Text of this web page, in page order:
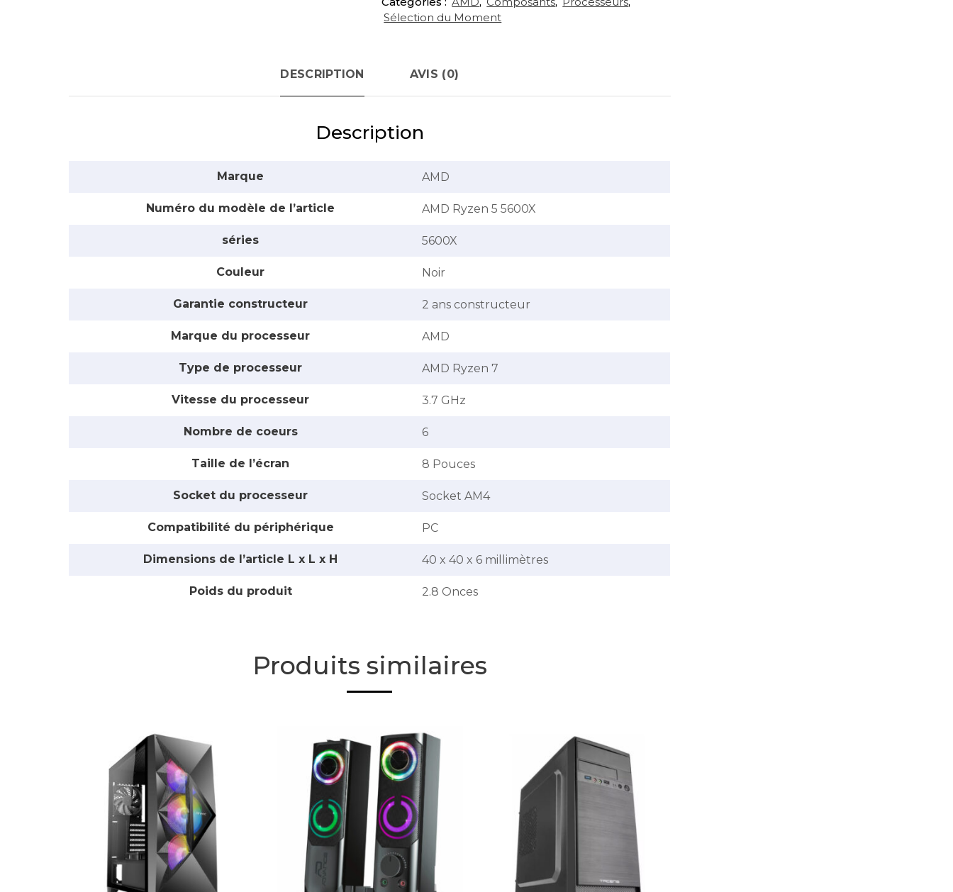
Sélection du Moment
DESCRIPTION AVIS (0)
Description
Marque ‎AMD
Numéro du modèle de l’article ‎AMD Ryzen 5 5600X
séries ‎5600X
Couleur ‎Noir
Garantie constructeur ‎2 ans constructeur
Marque du processeur ‎AMD
Type de processeur ‎AMD Ryzen 7
Vitesse du processeur ‎3.7 GHz
Nombre de coeurs ‎6
Taille de l’écran ‎8 Pouces
Socket du processeur ‎Socket AM4
Compatibilité du périphérique ‎PC
Dimensions de l’article L x L x H ‎40 x 40 x 6 millimètres
Poids du produit ‎2.8 Onces
Produits similaires